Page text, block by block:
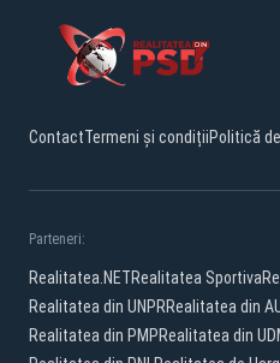
ContactTermeni și condițiiPolitică
Parteneri:
Realitatea.NETRealitatea Sportiva
Realitatea din UNPRRealitatea din
Realitatea din PMPRealitatea din